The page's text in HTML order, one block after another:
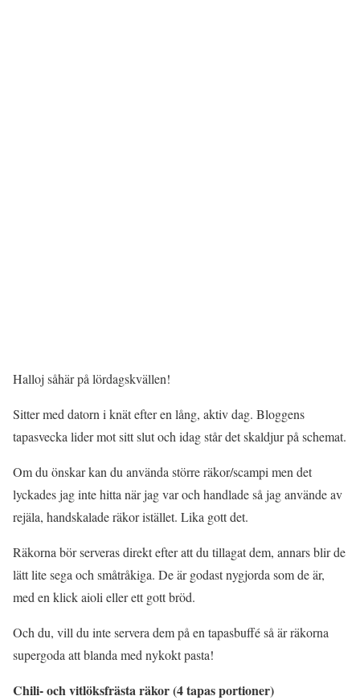
Halloj såhär på lördagskvällen!
Sitter med datorn i knät efter en lång, aktiv dag. Bloggens
tapasvecka lider mot sitt slut och idag står det skaldjur på schemat.
Om du önskar kan du använda större räkor/scampi men det
lyckades jag inte hitta när jag var och handlade så jag använde av
rejäla, handskalade räkor istället. Lika gott det.
Räkorna bör serveras direkt efter att du tillagat dem, annars blir de
lätt lite sega och småtråkiga. De är godast nygjorda som de är,
med en klick aioli eller ett gott bröd.
Och du, vill du inte servera dem på en tapasbuffé så är räkorna
supergoda att blanda med nykokt pasta!
Chili- och vitlöksfrästa räkor (4 tapas portioner)